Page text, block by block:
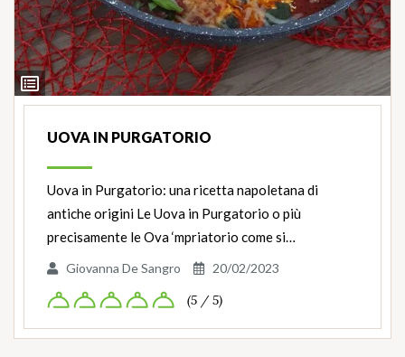
Ingredienti
UOVA IN PURGATORIO
Uova in Purgatorio: una ricetta napoletana di
antiche origini Le Uova in Purgatorio o più
precisamente le Ova ‘mpriatorio come si…
Giovanna De Sangro 20/02/2023
(5 / 5)